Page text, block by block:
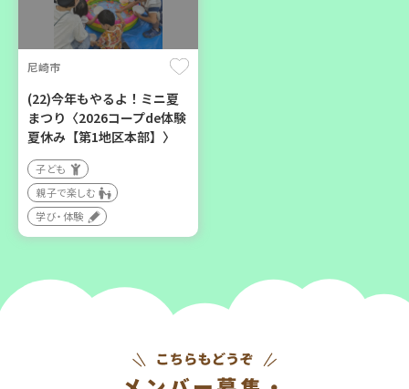
大人の発達障がいを学び、
親子で心を軽くしません
か？
学び・体験
尼崎市
(22)今年もやるよ！ミニ夏
まつり〈2026コープde体験
夏休み【第1地区本部】〉
子ども
親子で楽しむ
学び・体験